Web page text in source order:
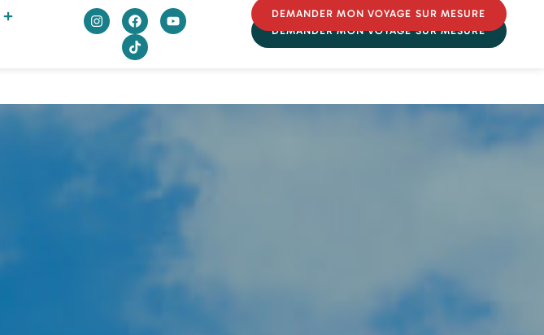
DEMANDER MON VOYAGE SUR MESURE
DEMANDER MON VOYAGE SUR MESURE